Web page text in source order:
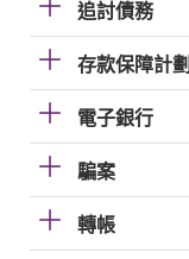
追討債務
存款保障計劃
電子銀行
騙案
轉帳